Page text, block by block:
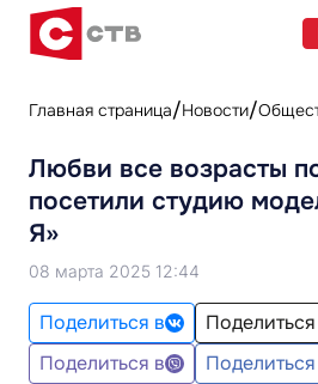
Главная страница Новости
Любви все возрасты
посетили студию
Я»
08 марта 2025 12:44
Поделиться в
Поделиться в